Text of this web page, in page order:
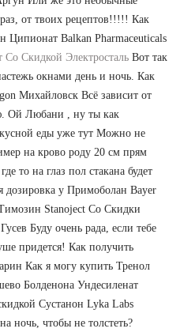
от твоих рецептов!!!!! Как
Ципионат Balkan Pharmaceuticals
Со Скидкой Электросталь Вот так
окнами день и ночь. Как
Михайловск Всё зависит от
Ой Любани , ну ты как
еды уже тут Можно не
на крово роду 20 см прям
то на глаз пол стакана будет
дозировка у Примоболан Bayer
Stanoject Со Скидки
Буду очень рада, если тебе
придется! Как получить
Как я могу купить Тренол
Болденона Ундесиленат
Сустанон Lyka Labs
ночь, чтобы не толстеть?